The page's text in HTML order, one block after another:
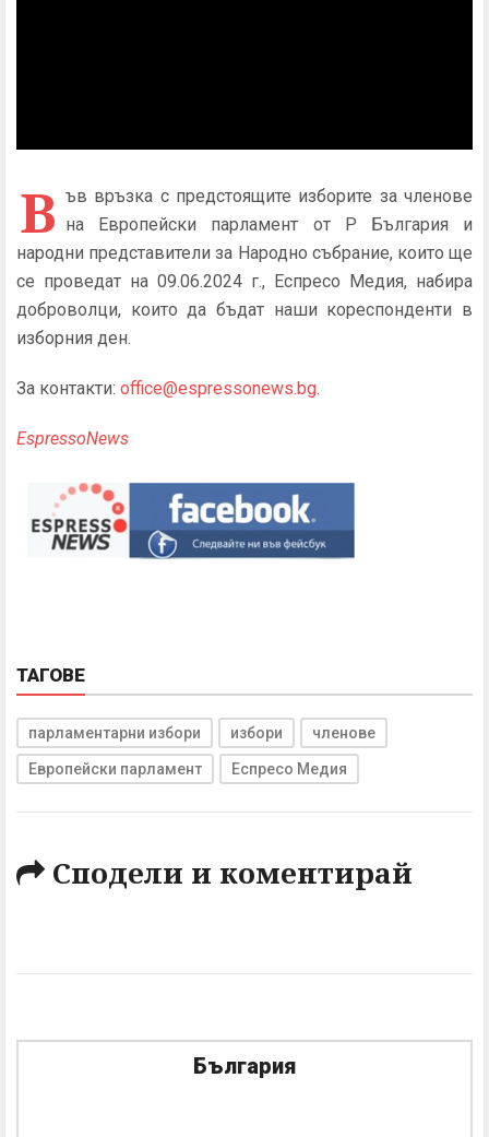
В ъв връзка с предстоящите изборите за членове
на Европейски парламент от Р България и
народни представители за Народно събрание, които ще
се проведат на 09.06.2024 г., Еспресо Медия, набира
доброволци, които да бъдат наши кореспонденти в
изборния ден.
За контакти: office@espressonews.bg.
EspressoNews
ТАГОВЕ
парламентарни избори избори членове
Европейски парламент Еспресо Медия
Сподели и коментирай
България